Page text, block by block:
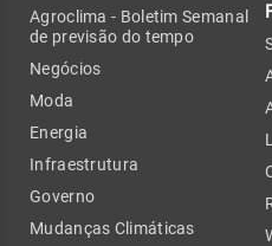
Agroclima - Boletim Semanal
de previsão do tempo
Negócios
Moda
Energia
Infraestrutura
Governo
Mudanças Climáticas